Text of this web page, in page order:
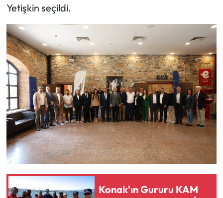
Yetişkin seçildi.
Konak'ın Gururu KAM